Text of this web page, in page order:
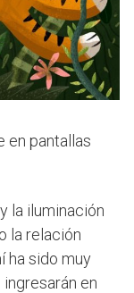
en pantallas
la iluminación
la relación
ha sido muy
en